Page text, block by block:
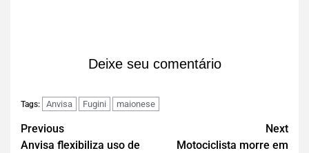
Deixe seu comentário
Tags: Anvisa Fugini maionese
Previous
Anvisa flexibiliza uso de
Next
Motociclista morre em